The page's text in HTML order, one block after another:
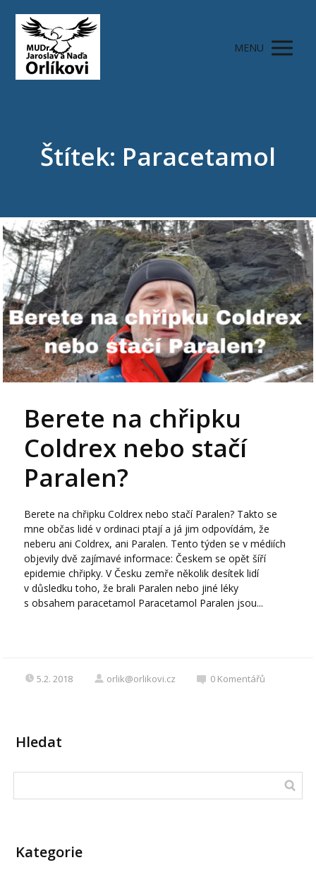
MENU
Štítek: Paracetamol
Berete na chřipku
Coldrex nebo stačí
Paralen?
Berete na chřipku Coldrex nebo stačí Paralen? Takto se
mne občas lidé v ordinaci ptají a já jim odpovídám, že
neberu ani Coldrex, ani Paralen. Tento týden se v médiích
objevily dvě zajímavé informace: Českem se opět šíří
epidemie chřipky. V Česku zemře několik desítek lidí
v důsledku toho, že brali Paralen nebo jiné léky
s obsahem paracetamol Paracetamol Paralen jsou...
5.2. 2018 orlik@orlikovi.cz 0 Komentářů
Hledat
Kategorie